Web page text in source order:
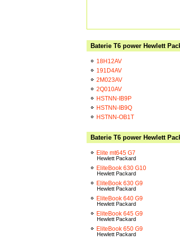
Baterie T6 power Hewlett
18H12AV
191D4AV
2M023AV
2Q010AV
HSTNN-IB9P
HSTNN-IB9Q
HSTNN-OB1T
Baterie T6 power Hewlett
Elite mt645 G7
Hewlett Packard
EliteBook 630 G10
Hewlett Packard
EliteBook 630 G9
Hewlett Packard
EliteBook 640 G9
Hewlett Packard
EliteBook 645 G9
Hewlett Packard
EliteBook 650 G9
Hewlett Packard